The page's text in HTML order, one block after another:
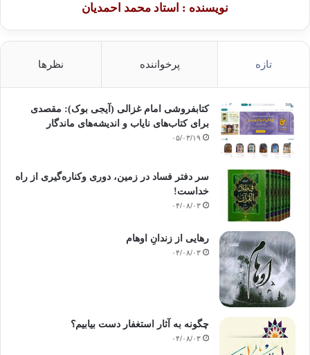
نویسنده : استاد محمد احمدیان
تازه پرخواننده نظرها
کتابفروشی امام غزالی (آیجی بوک): مقصدی
برای کتاب‌های نایاب و اندیشه‌های ماندگار
۰۵/۰۳/۱۹
سر دفتر فساد در زمین‌، دوری وکناره‌گیری از راه
خداست‌!
۰۴/۰۸/۰۳
رهایی از زندانِ اوهام
۰۴/۰۸/۰۳
چگونه به آثار استغفار دست بیابیم؟
۰۴/۰۸/۰۳